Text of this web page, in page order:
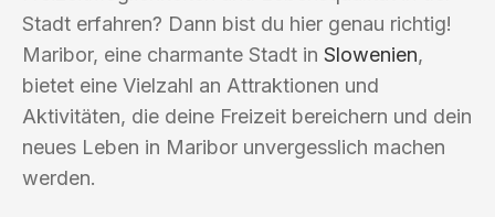
Stadt erfahren? Dann bist du hier genau richtig!
Maribor, eine charmante Stadt in Slowenien,
bietet eine Vielzahl an Attraktionen und
Aktivitäten, die deine Freizeit bereichern und dein
neues Leben in Maribor unvergesslich machen
werden.